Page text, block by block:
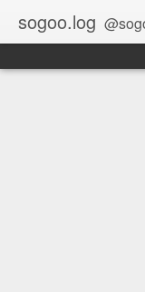
sogoo.log